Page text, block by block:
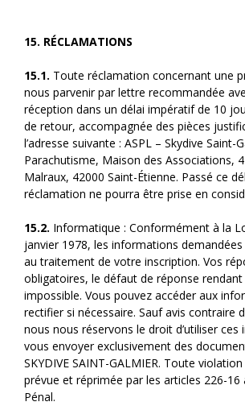
15. RÉCLAMATIONS
15.1. Toute réclamation concernant une
nous parvenir par lettre recommandée
réception dans un délai impératif de 10
de retour, accompagnée des pièces
l’adresse suivante : ASPL – Skydive Saint-
Parachutisme, Maison des Associations,
Malraux, 42000 Saint-Étienne. Passé ce
réclamation ne pourra être prise en
15.2. Informatique : Conformément à la
janvier 1978, les informations
au traitement de votre inscription. Vos
obligatoires, le défaut de réponse rendant
impossible. Vous pouvez accéder aux
rectifier si nécessaire. Sauf avis contraire
nous nous réservons le droit d’utiliser
vous envoyer exclusivement des
SKYDIVE SAINT-GALMIER. Toute
prévue et réprimée par les articles 226-16
Pénal.